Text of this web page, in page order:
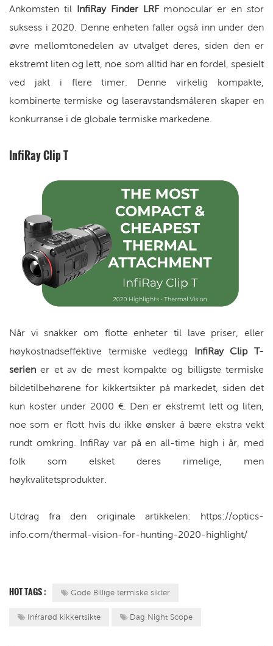
Ankomsten til InfiRay Finder LRFmonocular er en stor
suksess i 2020. Denne enheten faller også inn under den
øvre mellomtonedelen av utvalget deres, siden den er
ekstremt liten og lett, noe som alltid har en fordel, spesielt
ved jakt i flere timer. Denne virkelig kompakte,
kombinerte termiske og laseravstandsmåleren skaper en
konkurranse i de globale termiske markedene.
InfiRay Clip T
Når vi snakker om flotte enheter til lave priser, eller
høykostnadseffektive termiske vedlegg InfiRay Clip T-
serien er et av de mest kompakte og billigste termiske
bildetilbehørene for kikkertsikter på markedet, siden det
kun koster under 2000 €. Den er ekstremt lett og liten,
noe som er flott hvis du ikke ønsker å bære ekstra vekt
rundt omkring. InfiRay var på en all-time high i år, med
folk som elsket deres rimelige, men
høykvalitetsprodukter.
Utdrag fra den originale artikkelen: https://optics-
info.com/thermal-vision-for-hunting-2020-highlight/
HOT TAGS : Gode Billige termiske sikter
Infrarød kikkertsikte Dag Night Scope